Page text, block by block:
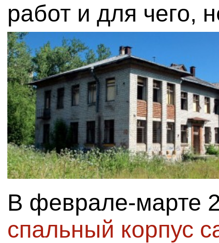
работ и для чего,
В феврале-марте
спальный корпус